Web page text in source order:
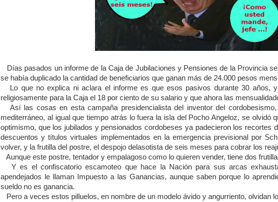
Días pasados un informe de la Caja de Jubilaciones y Pensiones de la Provincia
se había duplicado la cantidad de beneficiarios que ganan más de 24.000 pesos
Lo que no explica ni aclara el informe es que esos pasivos durante 30 años,
religiosamente para la Caja el 18 por ciento de su salario y que ahora las
Así las cosas en esta campaña presidencialista del inventor del
mediterráneo, al igual que tiempo atrás lo fuera la isla del Pocho Angeloz, se olvidó
optimismo, que los jubilados y pensionados cordobeses ya padecieron los recortes
descuentos y títulos virtuales implementados en la emergencia previsional por
volver, y la frutilla del postre, el despojo delasotista de seis meses para cobrar los
Aunque este postre, tentador y empalagoso como lo quieren vender, tiene dos
Y es el confiscatorio escamoteo que hace la Nación para sus arcas
apendejados le llaman Impuesto a las Ganancias, aunque saben porque lo
sueldo no es ganancia.
Pero a veces estos pilluelos, en nombre de un modelo ávido y angurriento, olvidan